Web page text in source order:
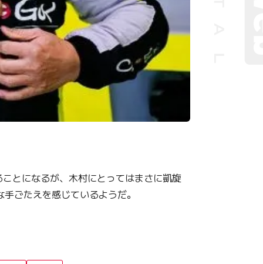
とになるが、木村にとってはまさに凱旋
ごたえを感じているようだ。